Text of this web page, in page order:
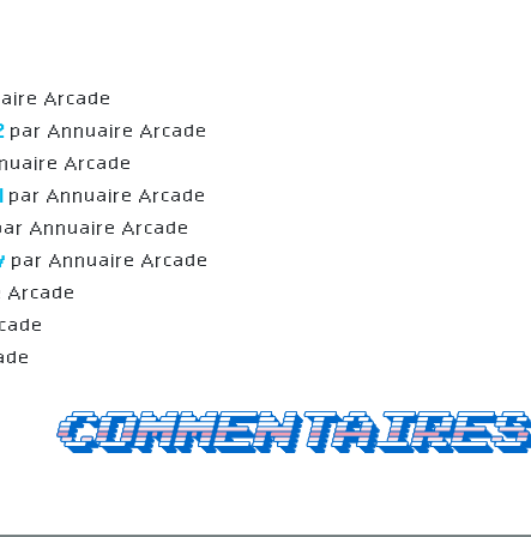
Arcade
par Annuaire Arcade
Arcade
par Annuaire Arcade
Annuaire Arcade
par Annuaire Arcade
Arcade
Commentaires